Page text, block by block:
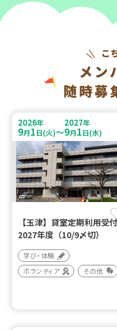
メン
随時募
2026年
9月1日(火)～
2027年
9月1日(水)
【玉津】貸室定期利用受付
2027年度（10/9〆切）
学び・体験
ボランティア
その他